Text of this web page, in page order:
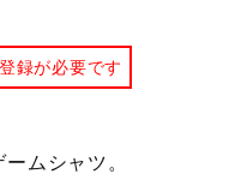
録が必要です
ムシャツ。